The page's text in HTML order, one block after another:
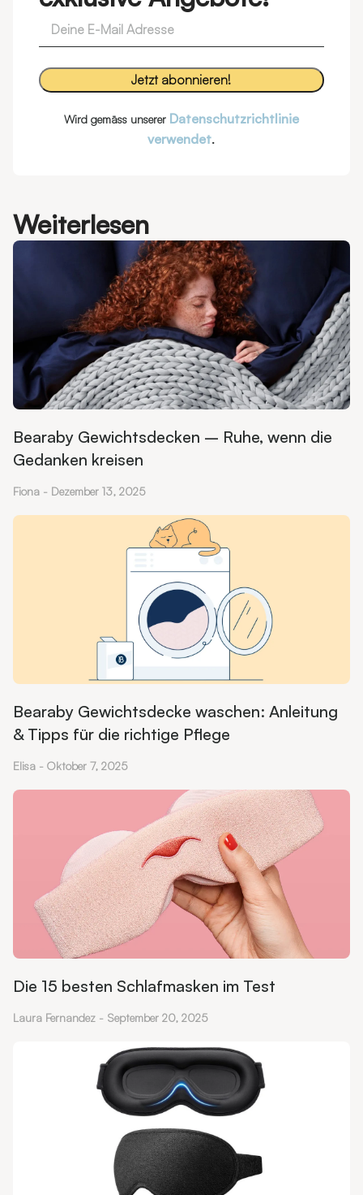
Wird gemäss unserer Datenschutzrichtlinie
verwendet.
Weiterlesen
Bearaby Gewichtsdecken – Ruhe, wenn die
Gedanken kreisen
Fiona Dezember 13, 2025
Bearaby Gewichtsdecke waschen: Anleitung
& Tipps für die richtige Pflege
Elisa Oktober 7, 2025
Die 15 besten Schlafmasken im Test
Laura Fernandez September 20, 2025